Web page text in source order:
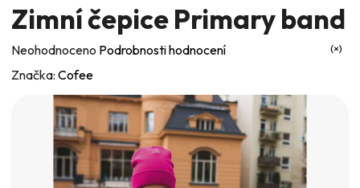
Zimní čepice Primary band
Průměrné
hodnocení
produktu
Neohodnoceno Podrobnosti hodnocení
Značka: Cofee